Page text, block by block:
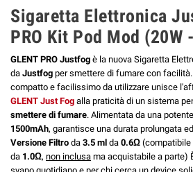
Sigaretta Elettronica
PRO Kit Pod Mod (20W
GLENT PRO Justfog è la nuova Sigaretta
da Justfog per smettere di fumare con
compatto e facilissimo da utilizzare unisce
GLENT Just Fog alla praticità di un sistema
smettere di fumare. Alimentata da una
1500mAh, garantisce una durata prolungata
Versione Filtro da 3.5 ml da 0.6Ω (compatibile
da 1.0Ω, non inclusa ma acquistabile a parte)